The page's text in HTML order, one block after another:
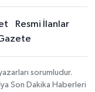
Resmi İlanlar
sorumludur.
Son Dakika Haberleri